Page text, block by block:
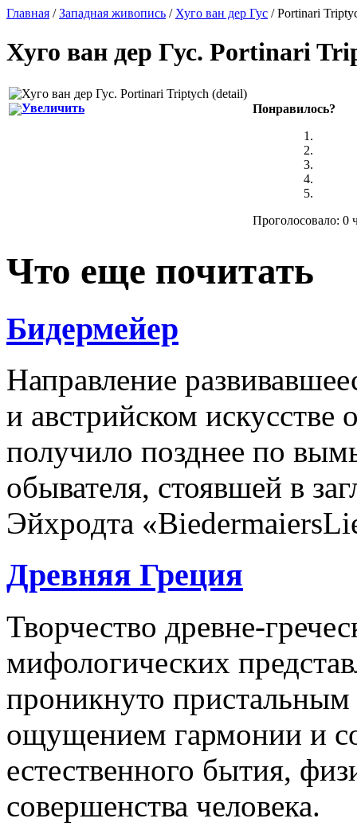
Главная /Западная живопись / Хуго ван дер Гус / Portinari
Хуго ван дер Гус. Portinari
Увеличить Понравилось?
Проголосовало: 0
Что еще почитать
Бидермейер
Направление
и австрийском
получило позднее по
обывателя, стоявшей в
Эйхродта
Древняя Греция
Творчество древне-
мифологических
проникнуто
ощущением гармонии и
естественного бытия,
совершенства человека.